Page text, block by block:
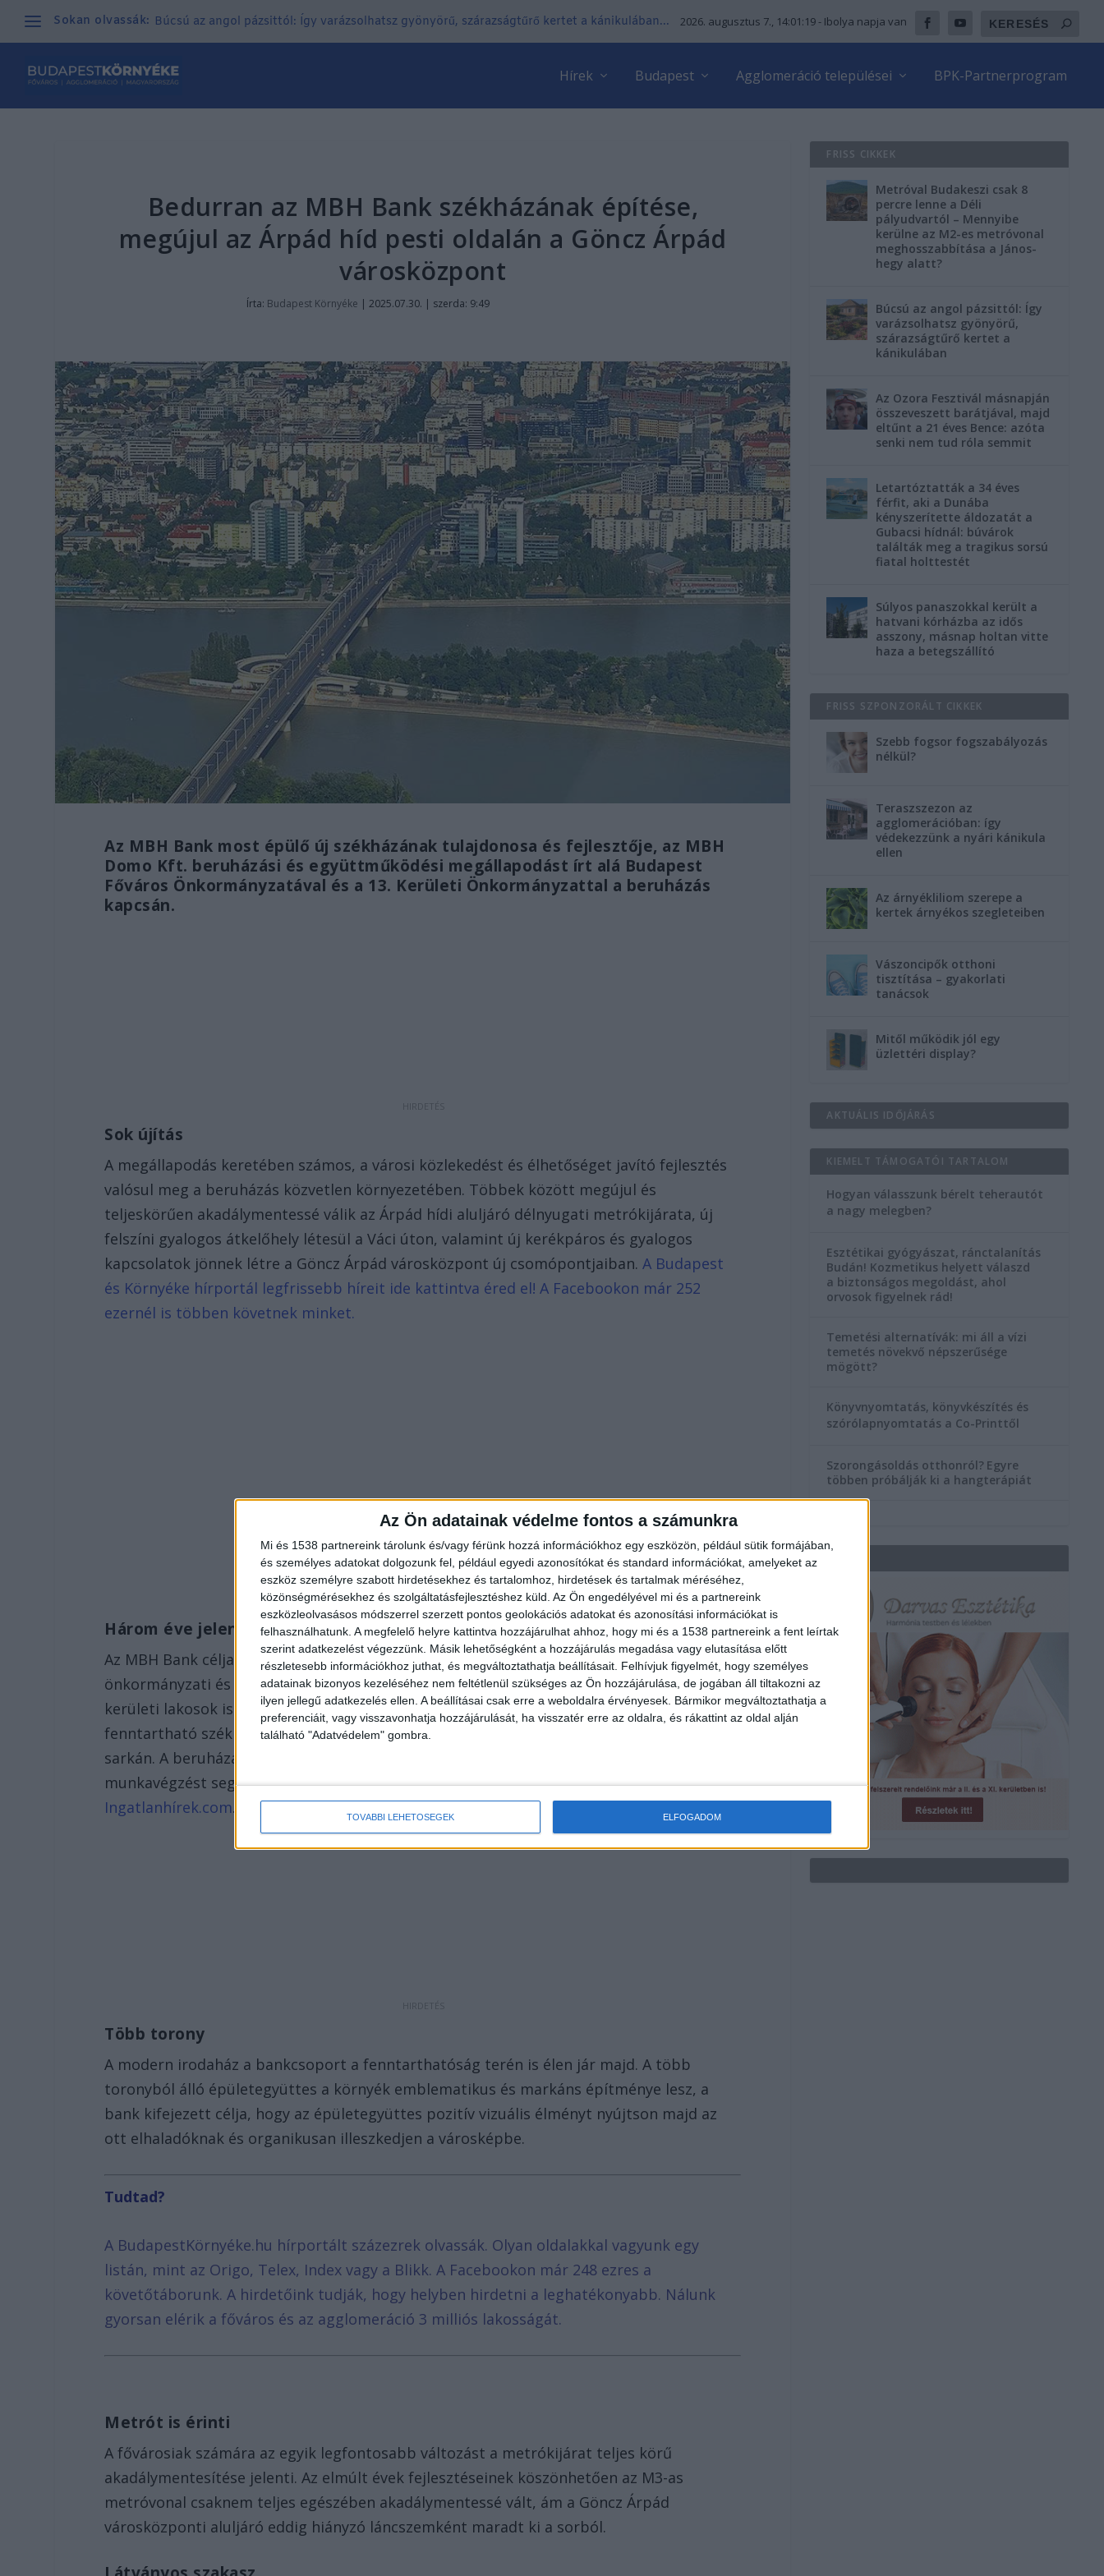
Az Ön adatainak védelme fontos a számunkra
Mi és 1538 partnereink tárolunk és/vagy férünk hozzá információkhoz egy eszközön, például sütik formájában,
és személyes adatokat dolgozunk fel, például egyedi azonosítókat és standard információkat, amelyeket az
eszköz személyre szabott hirdetésekhez és tartalomhoz, hirdetések és tartalmak méréséhez,
közönségmérésekhez és szolgáltatásfejlesztéshez küld. Az Ön engedélyével mi és a partnereink
eszközleolvasásos módszerrel szerzett pontos geolokációs adatokat és azonosítási információkat is
felhasználhatunk. A megfelelő helyre kattintva hozzájárulhat ahhoz, hogy mi és a 1538 partnereink a fent leírtak
szerint adatkezelést végezzünk. Másik lehetőségként a hozzájárulás megadása vagy elutasítása előtt
részletesebb információkhoz juthat, és megváltoztathatja beállításait. Felhívjuk figyelmét, hogy személyes
adatainak bizonyos kezeléséhez nem feltétlenül szükséges az Ön hozzájárulása, de jogában áll tiltakozni az
ilyen jellegű adatkezelés ellen. A beállításai csak erre a weboldalra érvényesek. Bármikor megváltoztathatja a
preferenciáit, vagy visszavonhatja hozzájárulását, ha visszatér erre az oldalra, és rákattint az oldal alján
található "Adatvédelem" gombra.
TOVÁBBI LEHETŐSÉGEK ELFOGADOM
Sokan olvassák: Búcsú az angol pázsittól: Így varázsolhatsz gyönyörű, szárazságtűrő kertet a kánikulában... 2026. augusztus 7., 14:01:20 - Ibolya napja van
Hírek Budapest Agglomeráció települései BPK-Partnerprogram
Bedurran az MBH Bank székházának építése,
megújul az Árpád híd pesti oldalán a Göncz Árpád
városközpont
Írta: Budapest Környéke |2025.07.30. | szerda: 9:49
Az MBH Bank most épülő új székházának tulajdonosa és fejlesztője, az MBH
Domo Kft. beruházási és együttműködési megállapodást írt alá Budapest
Főváros Önkormányzatával és a 13. Kerületi Önkormányzattal a beruházás
kapcsán.
Sok újítás
A megállapodás keretében számos, a városi közlekedést és élhetőséget javító fejlesztés
valósul meg a beruházás közvetlen környezetében. Többek között megújul és
teljeskörűen akadálymentessé válik az Árpád hídi aluljáró délnyugati metrókijárata, új
felszíni gyalogos átkelőhely létesül a Váci úton, valamint új kerékpáros és gyalogos
kapcsolatok jönnek létre a Göncz Árpád városközpont új csomópontjaiban.A Budapest
és Környéke hírportál legfrissebb híreit ide kattintva éred el! A Facebookon már 252
ezernél is többen követnek minket.
Három éve jelentették be
Az MBH Bank célja, hogy az új székházának fejlesztése összhangban álljon az
önkormányzati és helyi közösségi érdekekkel, így a városrész megújításának előnyeiből a
kerületi lakosok is részesüljenek. Az MBH Bank 2023. július 28-án jelentette be, hogy új,
fenntartható székházat épít Budapest 13. kerületében a Róbert Károly körút és a Váci út
sarkán. A beruházás célja, hogy munkavállalóinak korszerű és kellemes, a hatékony
munkavégzést segítő munkakörnyezetet biztosítson a bankcsoport – írja az
Ingatlanhírek.com.
Több torony
A modern irodaház a bankcsoport a fenntarthatóság terén is élen jár majd. A több
toronyból álló épületegyüttes a környék emblematikus és markáns építménye lesz, a
bank kifejezett célja, hogy az épületegyüttes pozitív vizuális élményt nyújtson majd az
ott elhaladóknak és organikusan illeszkedjen a városképbe.
Tudtad?
A BudapestKörnyéke.hu hírportált százezrek olvassák. Olyan oldalakkal vagyunk egy
listán, mint az Origo, Telex, Index vagy a Blikk. A Facebookon már 248 ezres a
követőtáborunk. A hirdetőink tudják, hogy helyben hirdetni a leghatékonyabb. Nálunk
gyorsan elérik a főváros és az agglomeráció 3 milliós lakosságát.
Metrót is érinti
A fővárosiak számára az egyik legfontosabb változást a metrókijárat teljes körű
akadálymentesítése jelenti. Az elmúlt évek fejlesztéseinek köszönhetően az M3-as
metróvonal csaknem teljes egészében akadálymentessé vált, ám a Göncz Árpád
városközponti aluljáró eddig hiányzó láncszemként maradt ki a sorból.
FRISS CIKKEK
Metróval Budakeszi csak 8
percre lenne a Déli
pályudvartól – Mennyibe
kerülne az M2-es metróvonal
meghosszabbítása a János-
hegy alatt?
Búcsú az angol pázsittól: Így
varázsolhatsz gyönyörű,
szárazságtűrő kertet a
kánikulában
Az Ozora Fesztivál másnapján
összeveszett barátjával, majd
eltűnt a 21 éves Bence: azóta
senki nem tud róla semmit
Letartóztatták a 34 éves
férfit, aki a Dunába
kényszerítette áldozatát a
Gubacsi hídnál: búvárok
találták meg a tragikus sorsú
fiatal holttestét
Súlyos panaszokkal került a
hatvani kórházba az idős
asszony, másnap holtan vitte
haza a betegszállító
FRISS SZPONZORÁLT CIKKEK
Szebb fogsor fogszabályozás
nélkül?
Teraszszezon az
agglomerációban: így
védekezzünk a nyári kánikula
ellen
Az árnyékliliom szerepe a
kertek árnyékos szegleteiben
Vászoncipők otthoni
tisztítása – gyakorlati
tanácsok
Mitől működik jól egy
üzlettéri display?
AKTUÁLIS IDŐJÁRÁS
KIEMELT TÁMOGATÓI TARTALOM
Hogyan válasszunk bérelt teherautót
a nagy melegben?
Esztétikai gyógyászat, ránctalanítás
Budán! Kozmetikus helyett válaszd
a biztonságos megoldást, ahol
orvosok figyelnek rád!
Temetési alternatívák: mi áll a vízi
temetés növekvő népszerűsége
mögött?
Könyvnyomtatás, könyvkészítés és
szórólapnyomtatás a Co-Printtől
Szorongásoldás otthonról? Egyre
többen próbálják ki a hangterápiát